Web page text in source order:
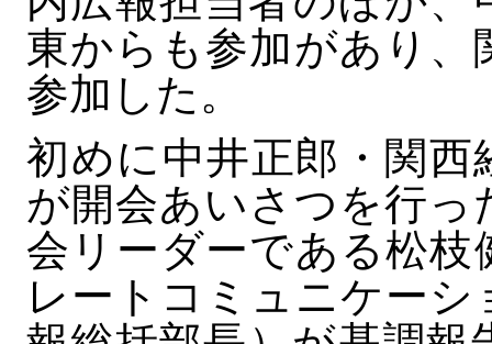
東からも参加があり、
参加した。
初めに中井正郎・関西
が開会あいさつを行
会リーダーである松枝
レートコミュニケー